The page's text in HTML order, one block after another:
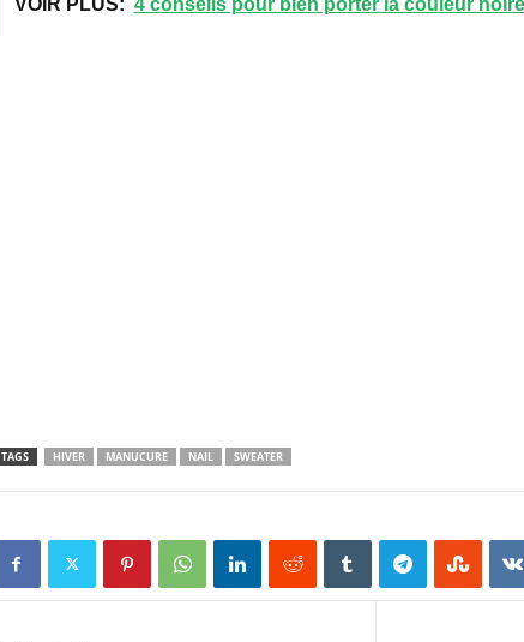
VOIR PLUS: 4 conseils pour bien porter la couleur noire
TAGS HIVER MANUCURE NAIL SWEATER